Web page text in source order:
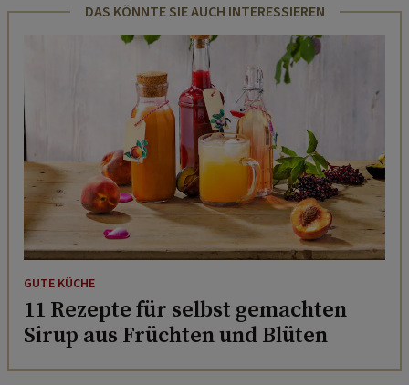
DAS KÖNNTE SIE AUCH INTERESSIEREN
GUTE KÜCHE
11 Rezepte für selbst gemachten
Sirup aus Früchten und Blüten